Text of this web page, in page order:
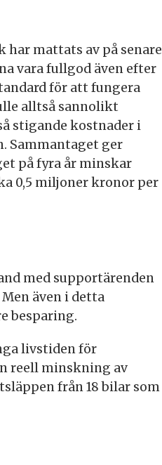
mattats av på senare
vara fullgod även efter
för att fungera
alltså sannolikt
stigande kostnader i
Sammantaget ger
på fyra år minskar
0,5 miljoner kronor per
med supportärenden
även i detta
besparing.
livstiden för
reell minskning av
från 18 bilar som